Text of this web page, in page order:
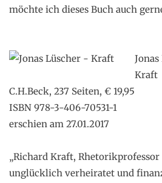
möchte ich dieses Buch auch
Kraft
C.H.Beck, 237 Seiten, € 19,95
ISBN 978-3-406-70531-1
erschien am 27.01.2017
„Richard Kraft,
unglücklich verheiratet und